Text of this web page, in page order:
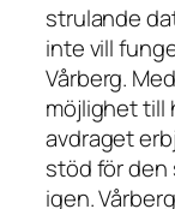
strulande
inte vill
Vårberg.
möjlighet till
avdraget
stöd för den
igen.